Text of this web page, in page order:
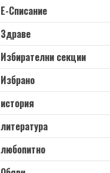
Е-Списание
Здраве
Избирателни секции
Избрано
история
литература
любопитно